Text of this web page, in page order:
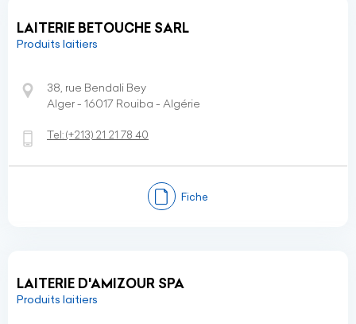
LAITERIE BETOUCHE SARL
Produits laitiers
38, rue Bendali Bey
Alger - 16017 Rouiba - Algérie
Tel:(+213) 21 21 78 40
Fiche
LAITERIE D'AMIZOUR SPA
Produits laitiers